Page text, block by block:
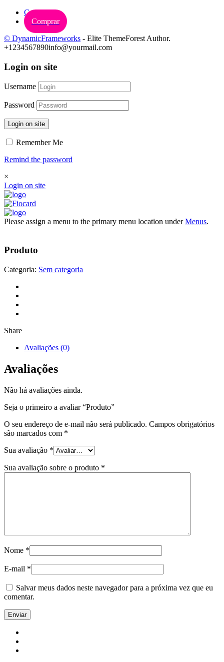
Carrinho
Comprar
© DynamicFrameworks - Elite ThemeForest Author.
+1234567890info@yourmail.com
Login on site
Username
Password
Login on site
Remember Me
Remind the password
×
Login on site
Please assign a menu to the primary menu location underMenus.
Produto
Categoria: Sem categoria
Share
Avaliações (0)
Avaliações
Não há avaliações ainda.
Seja o primeiro a avaliar “Produto”
O seu endereço de e-mail não será publicado. Campos obrigatórios
são marcados com *
Sua avaliação *
Sua avaliação sobre o produto *
Nome *
E-mail *
Salvar meus dados neste navegador para a próxima vez que eu
comentar.